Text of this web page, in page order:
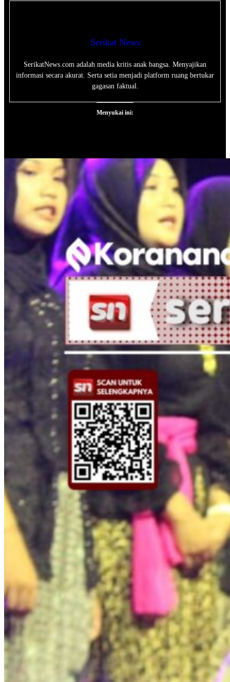
Serikat News
SerikatNews.com adalah media kritis anak bangsa. Menyajikan
informasi secara akurat. Serta setia menjadi platform ruang bertukar
gagasan faktual.
Menyukai ini: